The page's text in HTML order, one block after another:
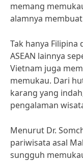
memang
alamnya
Tak hanya Filipina
ASEAN lainnya
Vietnam juga
memukau. Dari
karang yang
pengalaman
Menurut Dr.
pariwisata asal
sungguh